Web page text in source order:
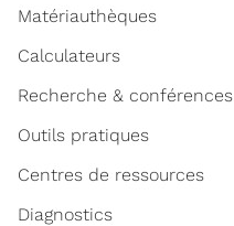
Matériauthèques
Calculateurs
Recherche & conférences
Outils pratiques
Centres de ressources
Diagnostics